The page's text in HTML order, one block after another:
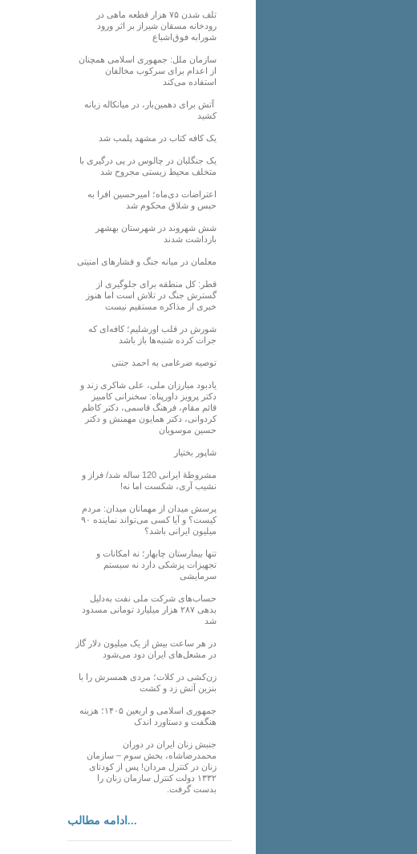
تلف شدن ۷۵ هزار قطعه ماهی در
رودخانه مسقان شیراز بر اثر ورود
شورابه فوق‌اشباع
سازمان ملل: جمهوری اسلامی همچنان
از اعدام برای سرکوب مخالفان
استفاده می‌کند
آتش برای دهمین‌بار، در میانکاله زبانه
کشید
یک کافه کتاب در مشهد پلمب شد
یک جنگلبان در چالوس در پی درگیری با
متخلف محیط زیستی مجروح شد
اعتراضات دی‌ماه؛ امیرحسین افرا به
حبس و شلاق محکوم شد
شش شهروند در شهرستان بهشهر
بازداشت شدند
معلمان در میانه جنگ و فشارهای امنیتی
قطر: کل منطقه برای جلوگیری از
گسترش جنگ در تلاش است اما هنوز
خبری از مذاکره مستقیم نیست
شورش در قلب اورشلیم؛ کافه‌ای که
جرات کرده شنبه‌ها باز باشد
توصیه ضرغامی به احمد جنتی
یادبود مبارزان ملی، علی شاکری زند و
دکتر پرویز داورپناه: سخنرانی کامبیز
قائم مقام، فرهنگ قاسمی، دکتر کاظم
کردوانی، دکتر همایون مهمنش و دکتر
حسین موسویان
شاپور بختیار
مشروطۀ ایرانی 120 ساله شد/ فراز و
نشیب آری، شکست اما نه!
پرسش میدان از مهمانان میدان: مردم
کیست؟ و آیا کسی می‌تواند نماینده ۹۰
میلیون ایرانی باشد؟
تنها بیمارستان چابهار؛ نه امکانات و
تجهیزات پزشکی دارد نه سیستم
سرمایشی
حساب‌های شرکت ملی نفت به‌دلیل
بدهی ۲۸۷ هزار میلیارد تومانی مسدود
شد
در هر ساعت بیش از یک میلیون دلار گاز
در مشعل‌های ایران دود می‌شود
زن‌کشی در کلات؛ مردی همسرش را با
بنزین آتش زد و کشت
جمهوری اسلامی و اربعین ۱۴۰۵؛ هزینه
هنگفت و دستاورد اندک
جنبش زنان ایران در دوران
محمدرضاشاه، بخش سوم – سازمان
زنان در کنترل مردان! پس از کودتای
۱۳۳۲ دولت کنترل سازمان زنان را
بدست گرفت.
ادامه مطالب...